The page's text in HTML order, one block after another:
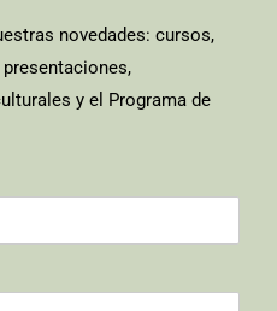
novedades: cursos,
y el Programa de